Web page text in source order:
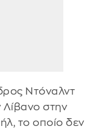
Ντόναλντ
στην
το οποίο δεν